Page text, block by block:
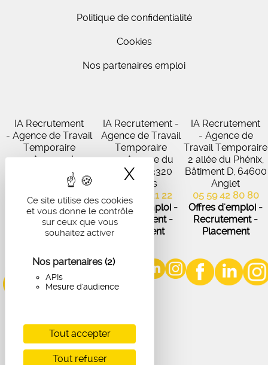
Ce site utilise des cookies
et vous donne le contrôle
sur ceux que vous
souhaitez activer
Nos partenaires (2)
APIs
Mesure d'audience
Tout accepter
Tout refuser
X Masquer le
Politique de confidentialité
Cookies
Nos partenaires emploi
IA Recrutement
- Agence de Travail
Temporaire
27 Avenue de
Virecourt, 33370
Artigues-près-
Bordeaux
05 56 67 48 57
Offres d'emploi -
Recrutement -
IA Recrutement -
Agence de Travail
Temporaire
102 Avenue du
Médoc, 33320
Eysines
05 56 45 21 22
Offres d'emploi -
Recrutement -
Placement
IA Recrutement
- Agence de
Travail Temporaire
2 allée du Phénix,
Bâtiment D, 64600
Anglet
05 59 42 80 80
Offres d'emploi -
Recrutement -
Placement